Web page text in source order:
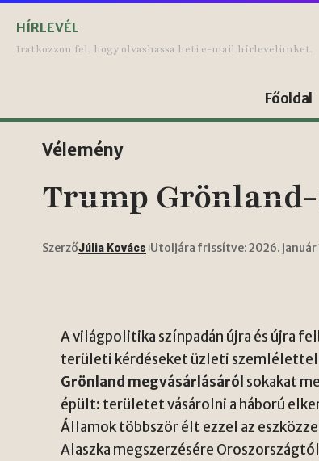
HÍRLEVÉL
Iratkozzon fel, hogy olvashassa heti e-mail hírlevelünket.
Főoldal
Vélemény
Trump
SzerzőJúlia Kovács Utoljára frissítve: 2026. január
A világpolitika színpadán újra és újra
területi kérdéseket üzleti
Grönland megvásárlásáról sokakat
épült: területet vásárolni a háború
Államok többször élt ezzel az
Alaszka megszerzésére